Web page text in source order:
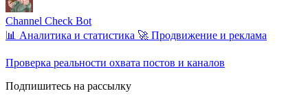
Channel Check Bot
📊 Аналитика и статистика 🚀 Продвижение и реклама
Проверка реальности охвата постов и каналов
Подпишитесь на рассылку